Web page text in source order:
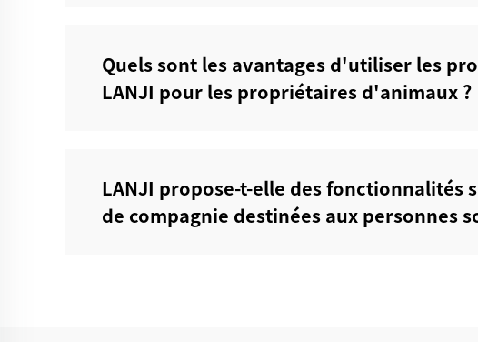
Quels sont les avantages d'utiliser les
LANJI pour les propriétaires d'animaux ?‌
LANJI propose-t-elle des fonctionnalités
de compagnie destinées aux personnes